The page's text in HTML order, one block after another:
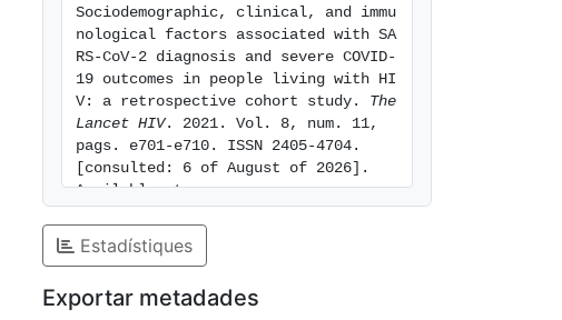
Sociodemographic, clinical, and immu
nological factors associated with SA
RS-CoV-2 diagnosis and severe COVID-
19 outcomes in people living with HI
V: a retrospective cohort study. The
Lancet HIV. 2021. Vol. 8, num. 11,
pags. e701-e710. ISSN 2405-4704.
[consulted: 6 of August of 2026].
Available at:
Estadístiques
Exportar metadades